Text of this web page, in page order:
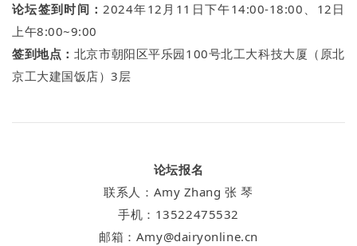
论坛签到时间：2024年12月11日下午14:00-18:00、12日
上午8:00~9:00
签到地点： 北京市朝阳区平乐园100号北工大科技大厦（原北
京工大建国饭店）3层
论坛报名
联系人：Amy Zhang 张 琴
手机：13522475532
邮箱：Amy@dairyonline.cn